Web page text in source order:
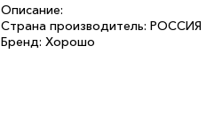
Описание:
Страна производитель: РОССИЯ
Бренд: Хорошо